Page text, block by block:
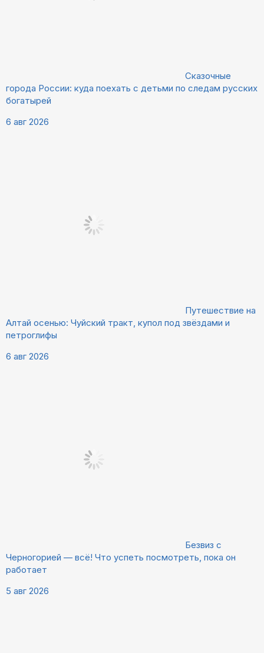
Сказочные
города России: куда поехать с детьми по следам русских
богатырей
6 авг 2026
Путешествие на
Алтай осенью: Чуйский тракт, купол под звёздами и
петроглифы
6 авг 2026
Безвиз с
Черногорией — всё! Что успеть посмотреть, пока он
работает
5 авг 2026